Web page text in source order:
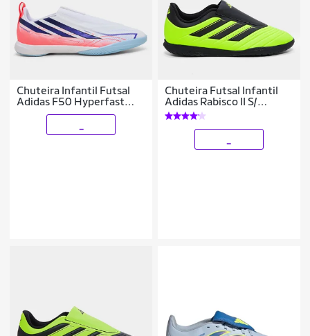
Chuteira Infantil Futsal
Adidas F50 Hyperfast
League LL
Chuteira Futsal Infantil
Adidas Rabisco II S/
Cadarço